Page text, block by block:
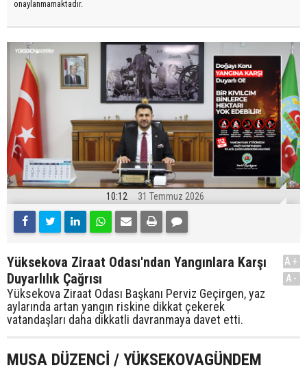
onaylanmamaktadır.
10:12 31 Temmuz 2026
Yüksekova Ziraat Odası'ndan Yangınlara Karşı
Duyarlılık Çağrısı
Yüksekova Ziraat Odası Başkanı Perviz Geçirgen, yaz
aylarında artan yangın riskine dikkat çekerek
vatandaşları daha dikkatli davranmaya davet etti.
A+
A-
MUSA DÜZENCİ / YÜKSEKOVAGÜNDEM